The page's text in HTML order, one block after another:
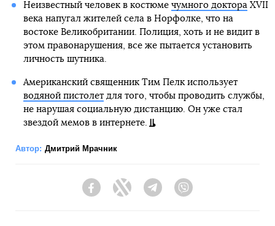
Неизвестный человек в костюме чумного доктораXVII
века напугал жителей села в Норфолке, что на
востоке Великобритании. Полиция, хоть и не видит в
этом правонарушения, все же пытается установить
личность шутника.
Американский священник Тим Пелк использует
водяной пистолетдля того, чтобы проводить службы,
не нарушая социальную дистанцию. Он уже стал
звездой мемов в интернете.
Автор: Дмитрий Мрачник
FacebookTwitter Telegram